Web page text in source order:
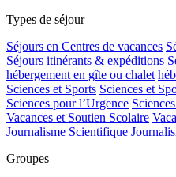
Types de séjour
Séjours en Centres de vacances
Séjours itinérants & expéditions
hébergement en gîte ou chalet
Sciences et Sports Sciences et
Sciences pour l’Urgence
Vacances et Soutien Scolaire
Journalisme Scientifique
Groupes